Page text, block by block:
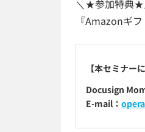
＼★参加特典
『Amazonギ
【本セミナー
Docusign
E-mail：